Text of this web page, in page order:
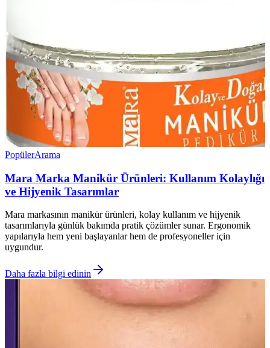
PopülerArama
Mara Marka Manikür Ürünleri: Kullanım Kolaylığı
ve Hijyenik Tasarımlar
Mara markasının manikür ürünleri, kolay kullanım ve hijyenik
tasarımlarıyla günlük bakımda pratik çözümler sunar. Ergonomik
yapılarıyla hem yeni başlayanlar hem de profesyoneller için
uygundur.
Daha fazla bilgi edinin